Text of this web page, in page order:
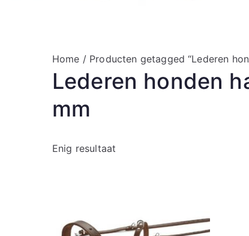
Home / Producten getagged “Lederen
Lederen honden
mm
Enig resultaat